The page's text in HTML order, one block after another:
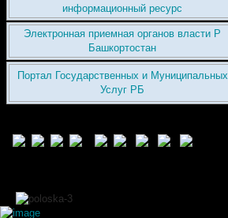
информационный ресурс
Электронная приемная органов власти Р
Башкортостан
Портал Государственных и Муниципальных
Услуг РБ